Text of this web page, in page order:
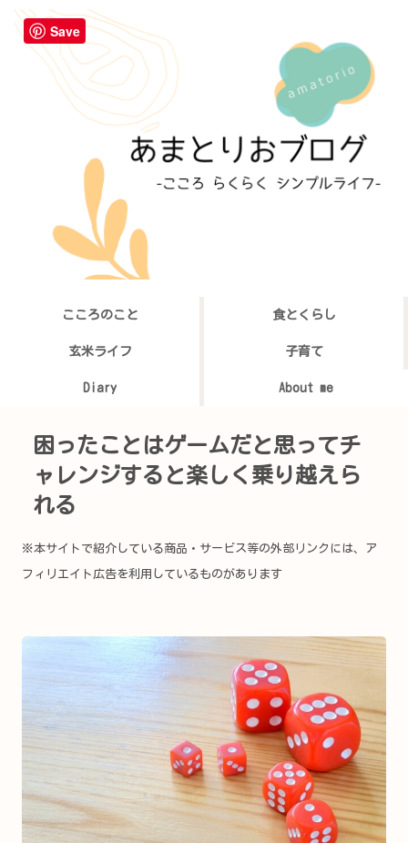
こころのこと 食とくらし
玄米ライフ 子育て
Diary About me
困ったことはゲームだと思ってチ
ャレンジすると楽しく乗り越えら
れる
※本サイトで紹介している商品・サービス等の外部リンクには、ア
フィリエイト広告を利用しているものがあります
Save